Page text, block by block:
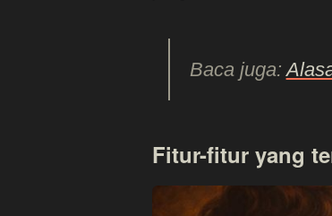
Baca juga:
Fitur-fitur yang